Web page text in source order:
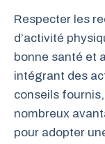
Respecter les
d’activité
bonne santé et
intégrant des
conseils
nombreux
pour adopter